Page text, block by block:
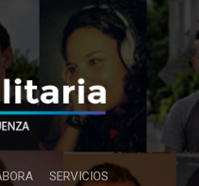
SERVICIOS